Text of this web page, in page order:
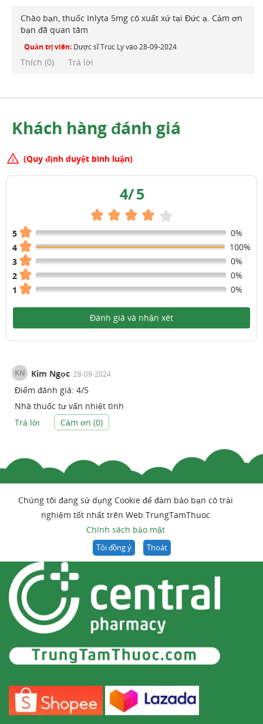
Chào bạn, thuốc Inlyta 5mg có xuất xứ tại Đức ạ. Cảm ơn
bạn đã quan tâm
Quản trị viên: Dược sĩ Trúc Lyvào28-09-2024
Thích (0) Trả lời
Khách hàng đánh giá
(Quy định duyệt bình luận)
4/5
5
0%
4
100%
3
0%
2
0%
1
0%
Đánh giá và nhận xét
KN Kim Ngọc 28-09-2024
Điểm đánh giá: 4/5
Nhà thuốc tư vấn nhiệt tình
Trả lời
Cảm ơn (0)
Chúng tôi đang sử dụng Cookie để đảm bảo bạn có trải
nghiệm tốt nhất trên Web TrungTamThuoc
Chính sách bảo mật
Tôi đồng ý Thoát